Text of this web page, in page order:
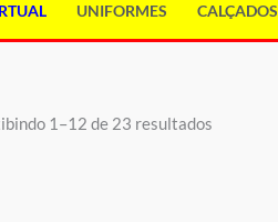
UNIFORMES CALÇADOS
1–12 de 23 resultados